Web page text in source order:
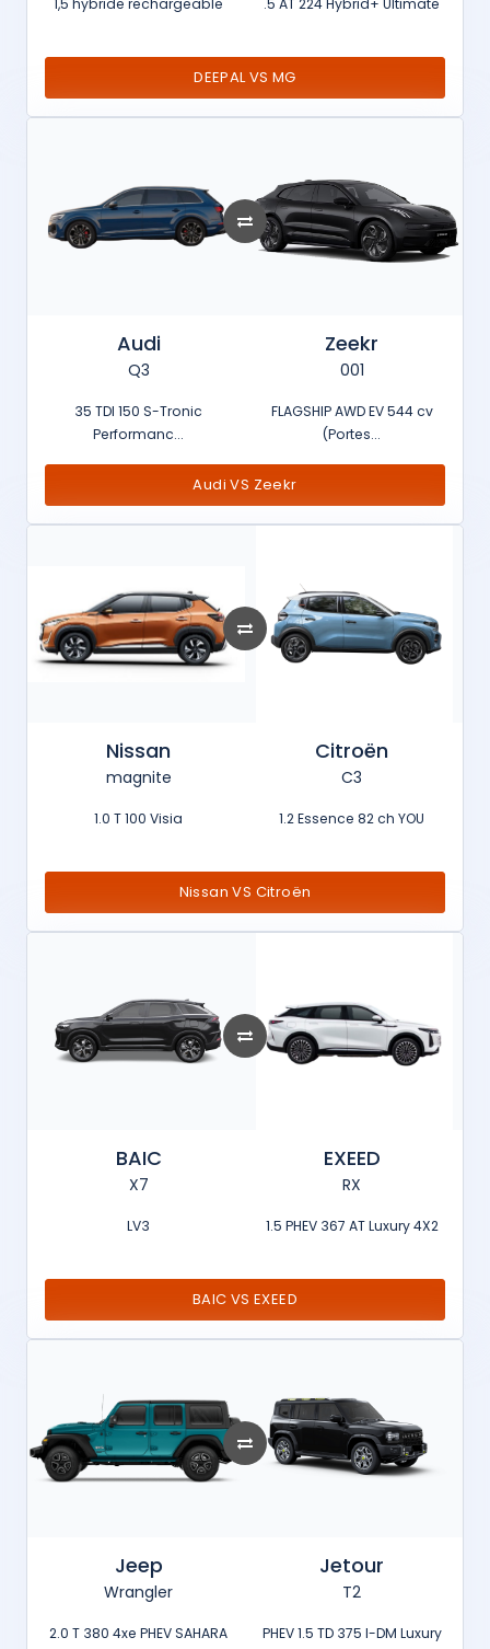
1,5 hybride rechargeable .5 AT 224 Hybrid+ Ultimate
DEEPAL VS MG
Audi
Q3
35 TDI 150 S-Tronic
Performanc...
Zeekr
001
FLAGSHIP AWD EV 544 cv
(Portes...
Audi VS Zeekr
Nissan
magnite
1.0 T 100 Visia
Citroën
C3
1.2 Essence 82 ch YOU
Nissan VS Citroën
BAIC
X7
LV3
EXEED
RX
1.5 PHEV 367 AT Luxury 4X2
BAIC VS EXEED
Jeep
Wrangler
2.0 T 380 4xe PHEV SAHARA
Jetour
T2
PHEV 1.5 TD 375 I-DM Luxury